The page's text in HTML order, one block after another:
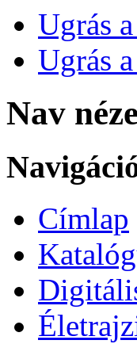
Ugrás
Ugrás
Nav
Címlap